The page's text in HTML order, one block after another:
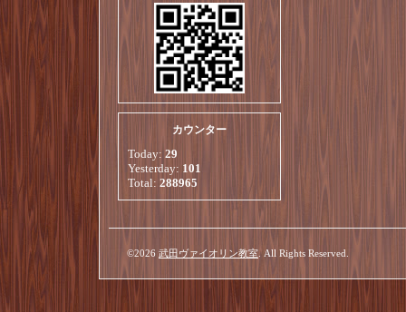
カウンター
Today: 29
Yesterday: 101
Total: 288965
©2026 武田ヴァイオリン教室. All Rights Reserved.